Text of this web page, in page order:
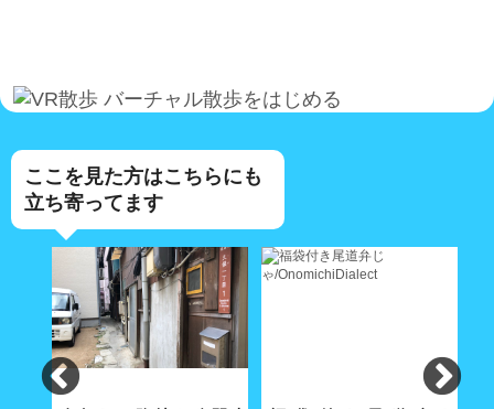
バーチャル散歩をはじめる
ここを見た方はこちらにも
立ち寄ってます